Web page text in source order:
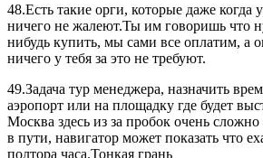
48.Есть такие орги, которые даже когда
ничего не жалеют.Ты им говоришь что
нибудь купить, мы сами все оплатим, а
ничего у тебя за это не требуют.
49.Задача тур менеджера, назначить
аэропорт или на площадку где будет
Москва здесь из за пробок очень сложно
в пути, навигатор может показать что
полтора часа.Тонкая грань